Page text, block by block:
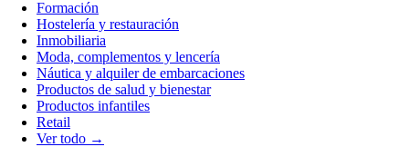
Formación
Hostelería y restauración
Inmobiliaria
Moda, complementos y lencería
Náutica y alquiler de embarcaciones
Productos de salud y bienestar
Productos infantiles
Retail
Ver todo →